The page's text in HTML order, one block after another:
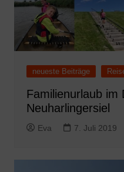
neueste Beiträge
Familienurlaub im
Neuharlingersiel
Eva 7. Juli 2019